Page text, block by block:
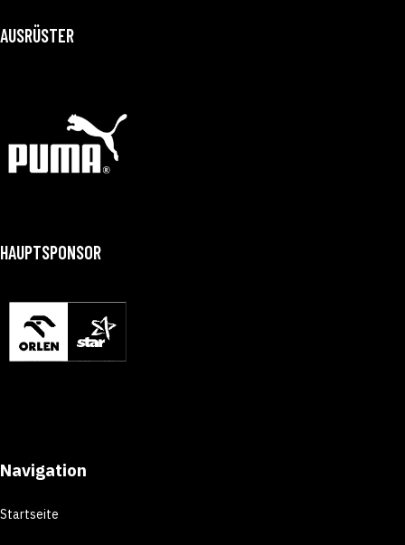
AUSRÜSTER
HAUPTSPONSOR
Navigation
Startseite